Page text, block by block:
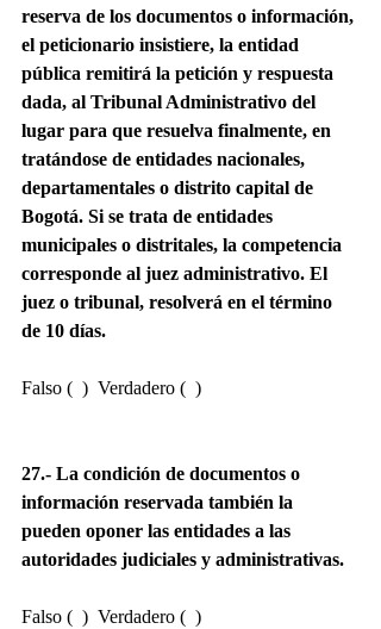
reserva de los documentos o información,
el peticionario insistiere, la entidad
pública remitirá la petición y respuesta
dada, al Tribunal Administrativo del
lugar para que resuelva finalmente, en
tratándose de entidades nacionales,
departamentales o distrito capital de
Bogotá. Si se trata de entidades
municipales o distritales, la competencia
corresponde al juez administrativo. El
juez o tribunal, resolverá en el término
de 10 días.
Falso (  )  Verdadero (  )
27.- La condición de documentos o
información reservada también la
pueden oponer las entidades a las
autoridades judiciales y administrativas.
Falso (  )  Verdadero (  )